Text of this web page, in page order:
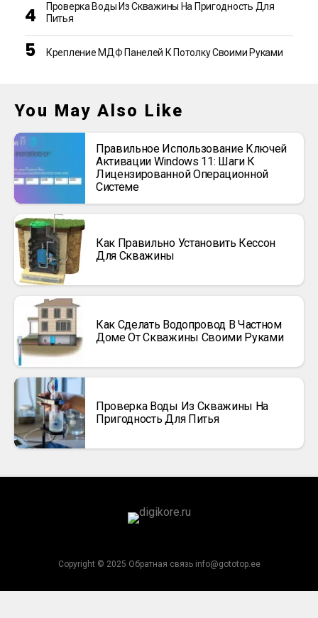
Проверка Воды Из Скважины На Пригодность Для
Питья
Крепление МДФ Панелей К Потолку Своими Руками
You May Also Like
Правильное Использование Ключей
Активации Windows 11: Шаги К
Лицензированной Операционной
Системе
Как Правильно Установить Кессон
Для Скважины
Как Сделать Водопровод В Частном
Доме От Скважины Своими Руками
Проверка Воды Из Скважины На
Пригодность Для Питья
Copyright © 2025 Обратная связь info@gototop.ee